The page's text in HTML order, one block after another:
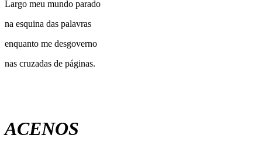
Largo meu mundo parado
na esquina das palavras
enquanto me desgoverno
nas cruzadas de páginas.
ACENOS